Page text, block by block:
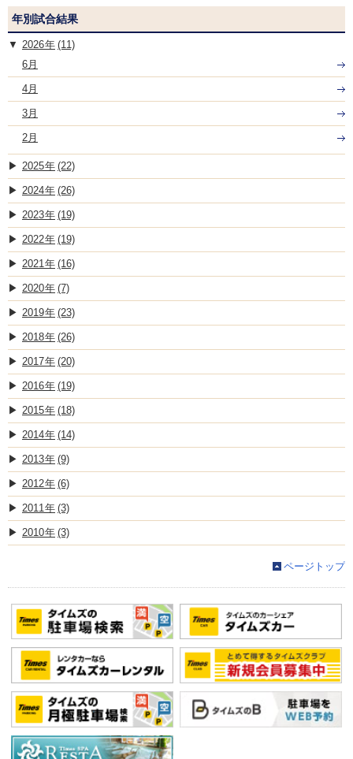
年別試合結果
2026
(11)
6月
4月
3月
2月
2025 (22)
2024 (26)
2023 (19)
2022 (19)
2021 (16)
2020 (7)
2019 (23)
2018 (26)
2017 (20)
2016 (19)
2015 (18)
2014 (14)
2013 (9)
2012 (6)
2011 (3)
2010 (3)
ページトップ